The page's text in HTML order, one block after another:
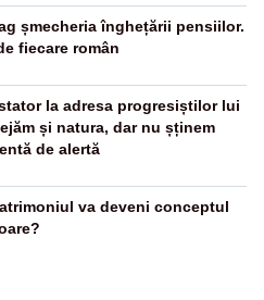
șmecheria înghețării pensiilor.
fiecare român
la adresa progresiștilor lui
și natura, dar nu șținem
de alertă
va deveni conceptul